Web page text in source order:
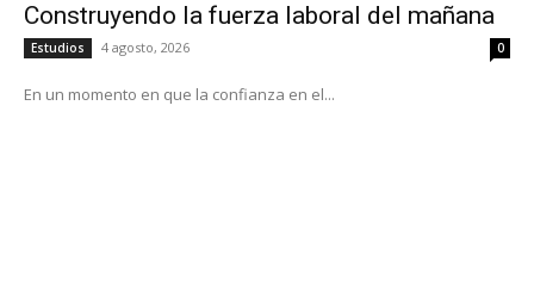
Construyendo la fuerza laboral del mañana
Estudios 4 agosto, 2026 0
En un momento en que la confianza en el...